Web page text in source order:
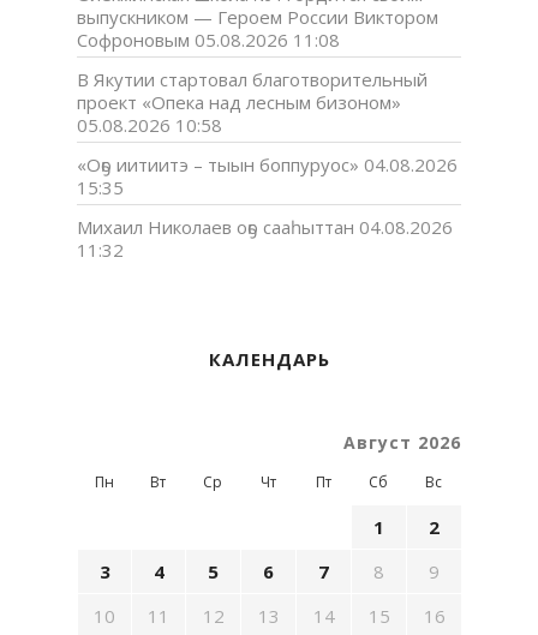
выпускником — Героем России Виктором
Софроновым 05.08.2026 11:08
В Якутии стартовал благотворительный
проект «Опека над лесным бизоном»
05.08.2026 10:58
«Оҕо иитиитэ – тыын боппуруос» 04.08.2026
15:35
Михаил Николаев оҕо сааһыттан 04.08.2026
11:32
КАЛЕНДАРЬ
Август 2026
Пн Вт Ср Чт Пт Сб Вс
1
2
3
4 5 6 7 8
9
10
11 12 13 14 15
16